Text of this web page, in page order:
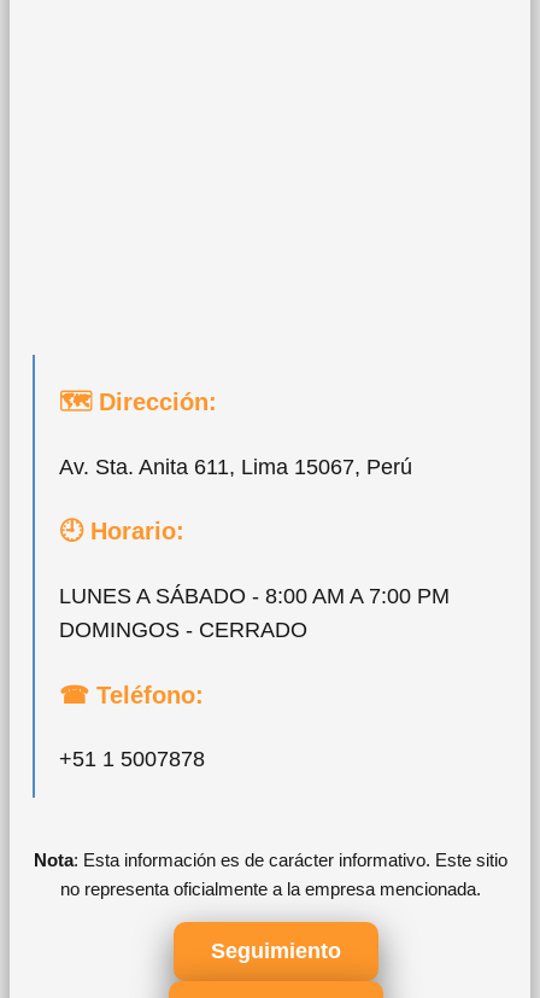
🗺 Dirección:
Av. Sta. Anita 611, Lima 15067, Perú
🕘 Horario:
LUNES A SÁBADO - 8:00 AM A 7:00 PM
DOMINGOS - CERRADO
☎ Teléfono:
+51 1 5007878
Nota: Esta información es de carácter informativo. Este sitio
no representa oficialmente a la empresa mencionada.
Seguimiento